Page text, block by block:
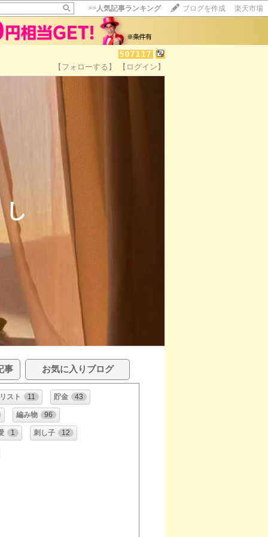
>>人気記事ランキング ブログを作成 楽天市場
507117
【フォローする】 【ログイン】
事 お気に入りブログ
スト 11 貯金 43
編み物 96
1 刺し子 12